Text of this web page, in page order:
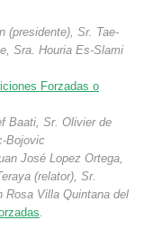
(presidente), Sr. Tae-
Sra. Houria Es-Slami
Forzadas o
Baati, Sr. Olivier de
Bojovic
José Lopez Ortega,
(relator), Sr.
Rosa Villa Quintana del